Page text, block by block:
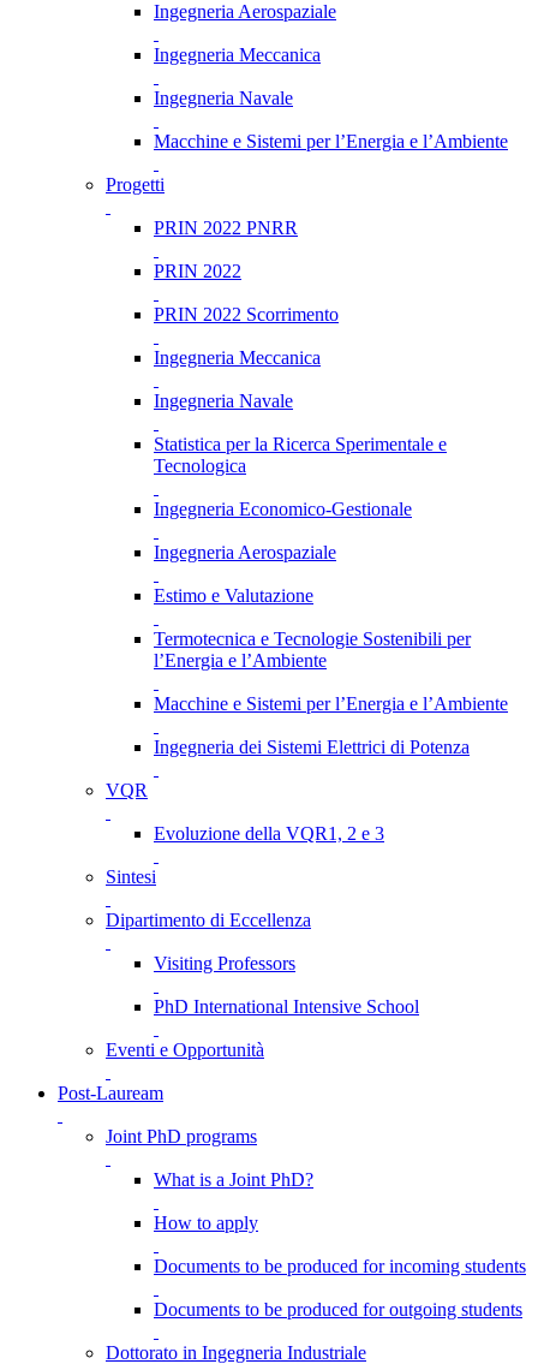
Ingegneria Aerospaziale
Ingegneria Meccanica
Ingegneria Navale
Macchine e Sistemi per l’Energia e l’Ambiente
Progetti
PRIN 2022 PNRR
PRIN 2022
PRIN 2022 Scorrimento
Ingegneria Meccanica
Ingegneria Navale
Statistica per la Ricerca Sperimentale e
Tecnologica
Ingegneria Economico-Gestionale
Ingegneria Aerospaziale
Estimo e Valutazione
Termotecnica e Tecnologie Sostenibili per
l’Energia e l’Ambiente
Macchine e Sistemi per l’Energia e l’Ambiente
Ingegneria dei Sistemi Elettrici di Potenza
VQR
Evoluzione della VQR1, 2 e 3
Sintesi
Dipartimento di Eccellenza
Visiting Professors
PhD International Intensive School
Eventi e Opportunità
Post-Lauream
Joint PhD programs
What is a Joint PhD?
How to apply
Documents to be produced for incoming students
Documents to be produced for outgoing students
Dottorato in Ingegneria Industriale